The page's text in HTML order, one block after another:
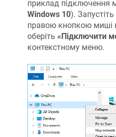
приклад підключення
Windows 10). Запустіть
правою кнопкою миші
оберіть «Підключити
контекстному меню.